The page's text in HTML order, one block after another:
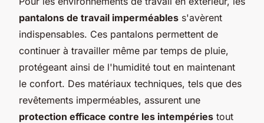
pantalons de travail imperméables s'avèrent
indispensables. Ces pantalons permettent de
continuer à travailler même par temps de pluie,
protégeant ainsi de l'humidité tout en maintenant
le confort. Des matériaux techniques, tels que des
revêtements imperméables, assurent une
protection efficace contre les intempéries tout